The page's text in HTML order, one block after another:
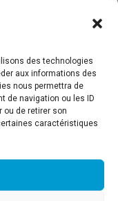
des technologies
aux informations des
nous permettra de
de navigation ou les ID
ou de retirer son
caractéristiques
place?